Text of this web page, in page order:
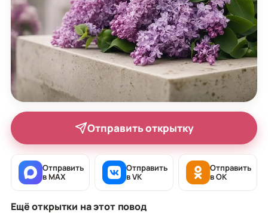
Отправить открытку
Отправить
в MAX
Отправить
в VK
Отправить
в OK
Ещё открытки на этот повод